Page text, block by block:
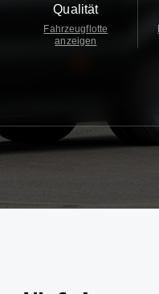
Qualität
Fahrzeugflotte
anzeigen